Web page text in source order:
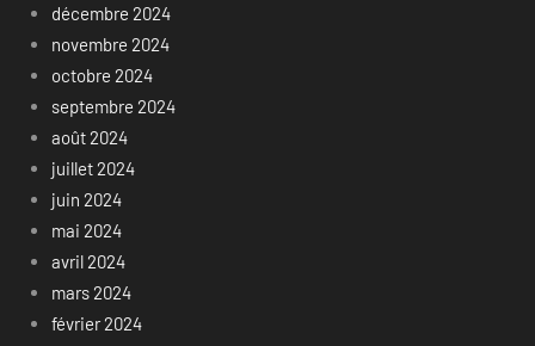
décembre 2024
novembre 2024
octobre 2024
septembre 2024
août 2024
juillet 2024
juin 2024
mai 2024
avril 2024
mars 2024
février 2024